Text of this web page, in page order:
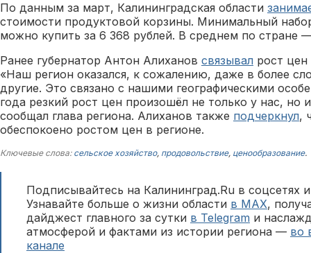
По данным за март, Калининградская области
стоимости продуктовой корзины. Минимальный
можно купить за 6 368 рублей. В среднем по стране
Ранее губернатор Антон Алиханов связывал рост
«Наш регион оказался, к сожалению, даже в более
другие. Это связано с нашими географическими
года резкий рост цен произошёл не только у нас,
сообщал глава региона. Алиханов также подчеркнул,
обеспокоено ростом цен в регионе.
Ключевые слова: сельское хозяйство, продовольствие, ценообразование.
Подписывайтесь на Калининград.Ru в соцсетях
Узнавайте больше о жизни области в MAX,
дайджест главного за сутки в Telegram и
атмосферой и фактами из истории региона — во
канале